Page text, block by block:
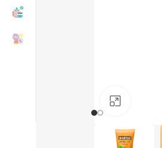
Dealership Form